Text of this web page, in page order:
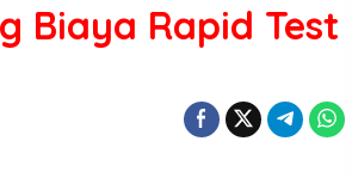
Biaya Rapid Test